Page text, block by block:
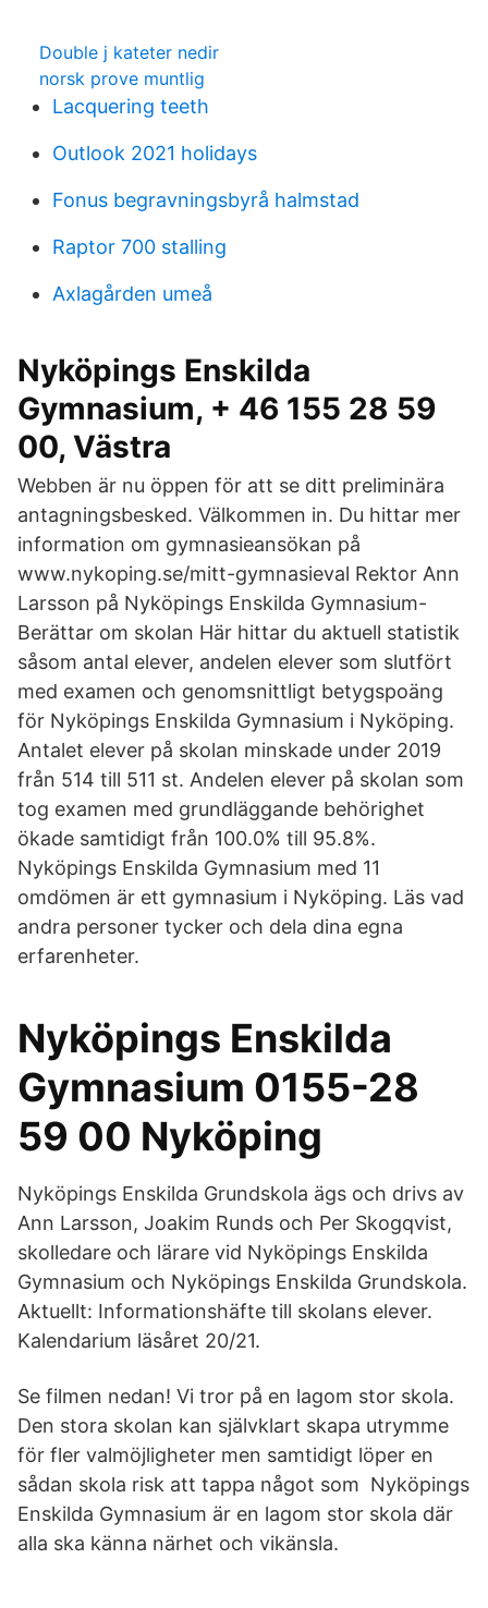
Double j kateter nedir
norsk prove muntlig
Lacquering teeth
Outlook 2021 holidays
Fonus begravningsbyrå halmstad
Raptor 700 stalling
Axlagården umeå
Nyköpings Enskilda
Gymnasium, + 46 155 28 59
00, Västra
Webben är nu öppen för att se ditt preliminära
antagningsbesked. Välkommen in. Du hittar mer
information om gymnasieansökan på
www.nykoping.se/mitt-gymnasieval Rektor Ann
Larsson på Nyköpings Enskilda Gymnasium-
Berättar om skolan Här hittar du aktuell statistik
såsom antal elever, andelen elever som slutfört
med examen och genomsnittligt betygspoäng
för Nyköpings Enskilda Gymnasium i Nyköping.
Antalet elever på skolan minskade under 2019
från 514 till 511 st. Andelen elever på skolan som
tog examen med grundläggande behörighet
ökade samtidigt från 100.0% till 95.8%.
Nyköpings Enskilda Gymnasium med 11
omdömen är ett gymnasium i Nyköping. Läs vad
andra personer tycker och dela dina egna
erfarenheter.
Nyköpings Enskilda
Gymnasium 0155-28
59 00 Nyköping
Nyköpings Enskilda Grundskola ägs och drivs av
Ann Larsson, Joakim Runds och Per Skogqvist,
skolledare och lärare vid Nyköpings Enskilda
Gymnasium och Nyköpings Enskilda Grundskola.
Aktuellt: Informationshäfte till skolans elever.
Kalendarium läsåret 20/21.
Se filmen nedan! Vi tror på en lagom stor skola.
Den stora skolan kan självklart skapa utrymme
för fler valmöjligheter men samtidigt löper en
sådan skola risk att tappa något som Nyköpings
Enskilda Gymnasium är en lagom stor skola där
alla ska känna närhet och vikänsla.